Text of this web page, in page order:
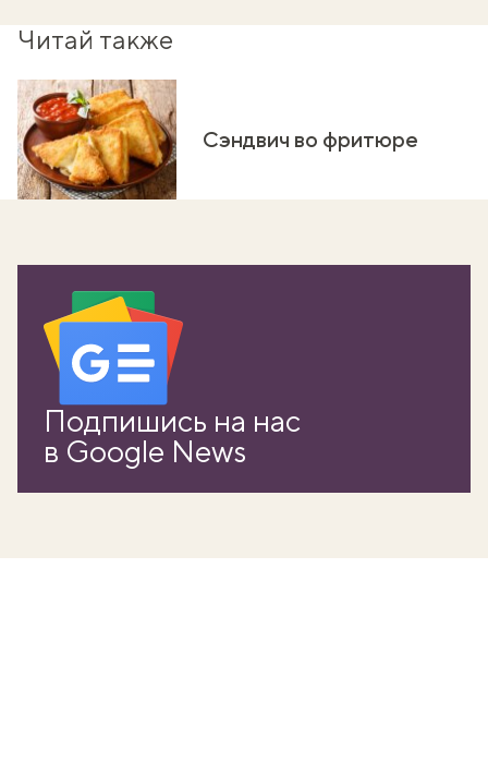
Читай также
Сэндвич во фритюре
Подпишись на нас
в Google News